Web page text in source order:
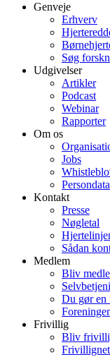
Genveje
Erhverv
Søg
Udgivelser
Artikler
Podcast
Webinar
Rapporter
Om os
Jobs
Kontakt
Presse
Nøgletal
Sådan
Medlem
Bliv
Du gør en
Frivillig
Bliv
Frivillignet